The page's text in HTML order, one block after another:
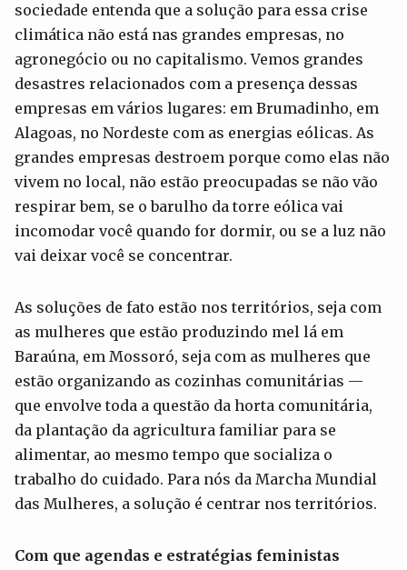
sociedade entenda que a solução para essa crise
climática não está nas grandes empresas, no
agronegócio ou no capitalismo. Vemos grandes
desastres relacionados com a presença dessas
empresas em vários lugares: em Brumadinho, em
Alagoas, no Nordeste com as energias eólicas. As
grandes empresas destroem porque como elas não
vivem no local, não estão preocupadas se não vão
respirar bem, se o barulho da torre eólica vai
incomodar você quando for dormir, ou se a luz não
vai deixar você se concentrar.
As soluções de fato estão nos territórios, seja com
as mulheres que estão produzindo mel lá em
Baraúna, em Mossoró, seja com as mulheres que
estão organizando as cozinhas comunitárias —
que envolve toda a questão da horta comunitária,
da plantação da agricultura familiar para se
alimentar, ao mesmo tempo que socializa o
trabalho do cuidado. Para nós da Marcha Mundial
das Mulheres, a solução é centrar nos territórios.
Com que agendas e estratégias feministas